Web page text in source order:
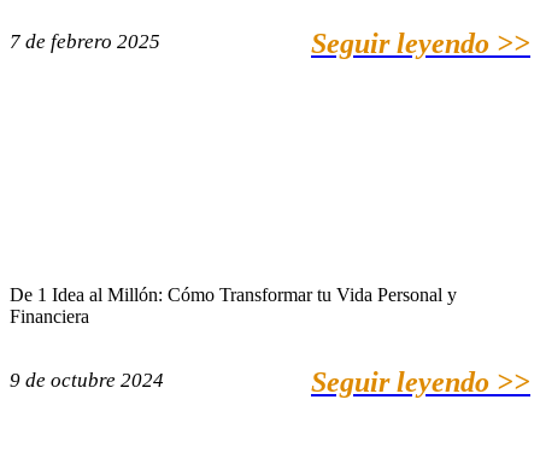
7 de febrero 2025 Seguir leyendo >>
De 1 Idea al Millón: Cómo Transformar tu Vida Personal y
Financiera
9 de octubre 2024 Seguir leyendo >>